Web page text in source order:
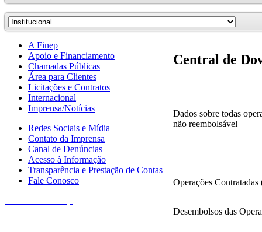
Central de
Dados sobre todas
não reembolsável
Operações
Desembolsos das
A Finep
Apoio e Financiamento
Chamadas Públicas
Área para Clientes
Licitações e Contratos
Internacional
Imprensa/Notícias
Redes Sociais e Mídia
Contato da Imprensa
Canal de Denúncias
Acesso à Informação
Transparência e Prestação de Contas
Fale Conosco